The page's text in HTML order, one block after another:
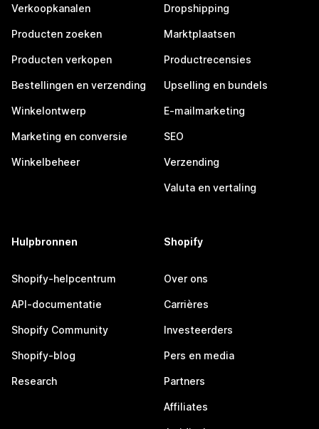
Verkoopkanalen
Producten zoeken
Producten verkopen
Bestellingen en verzending
Winkelontwerp
Marketing en conversie
Winkelbeheer
Dropshipping
Marktplaatsen
Productrecensies
Upselling en bundels
E-mailmarketing
SEO
Verzending
Valuta en vertaling
Hulpbronnen
Shopify-helpcentrum
API-documentatie
Shopify Community
Shopify-blog
Research
Shopify
Over ons
Carrières
Investeerders
Pers en media
Partners
Affiliates